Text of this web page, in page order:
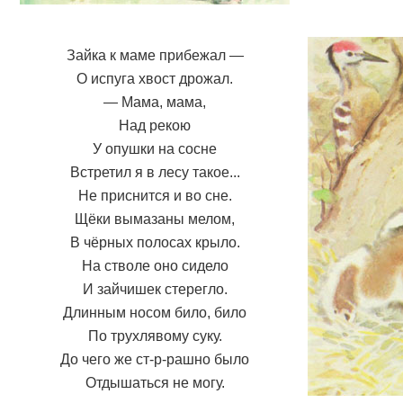
Зайка к маме прибежал —
О испуга хвост дрожал.
— Мама, мама,
Над рекою
У опушки на сосне
Встретил я в лесу такое...
Не приснится и во сне.
Щёки вымазаны мелом,
В чёрных полосах крыло.
На стволе оно сидело
И зайчишек стерегло.
Длинным носом било, било
По трухлявому суку.
До чего же ст-р-рашно было
Отдышаться не могу.